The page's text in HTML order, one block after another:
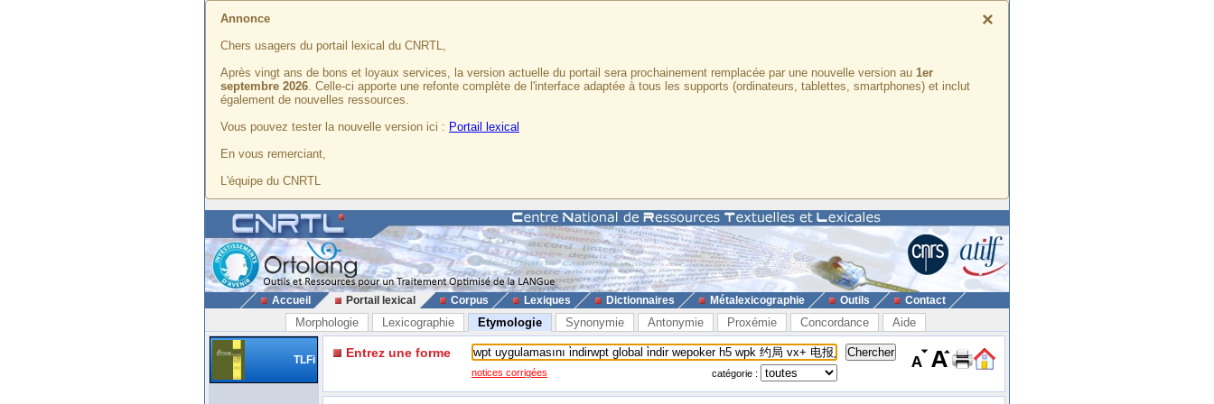
×
Annonce
Chers usagers du portail lexical du CNRTL,
Après vingt ans de bons et loyaux services, la version actuelle du portail sera prochainement remplacée par une nouvelle version au 1er
septembre 2026. Celle-ci apporte une refonte complète de l'interface adaptée à tous les supports (ordinateurs, tablettes, smartphones) et inclut
également de nouvelles ressources.
Vous pouvez tester la nouvelle version ici : Portail lexical
En vous remerciant,
L'équipe du CNRTL
Accueil Portail lexical Corpus Lexiques Dictionnaires Métalexicographie Outils Contact
Morphologie Lexicographie Etymologie Synonymie Antonymie Proxémie Concordance Aide
TLFi Entrez une forme
notices corrigées catégorie :